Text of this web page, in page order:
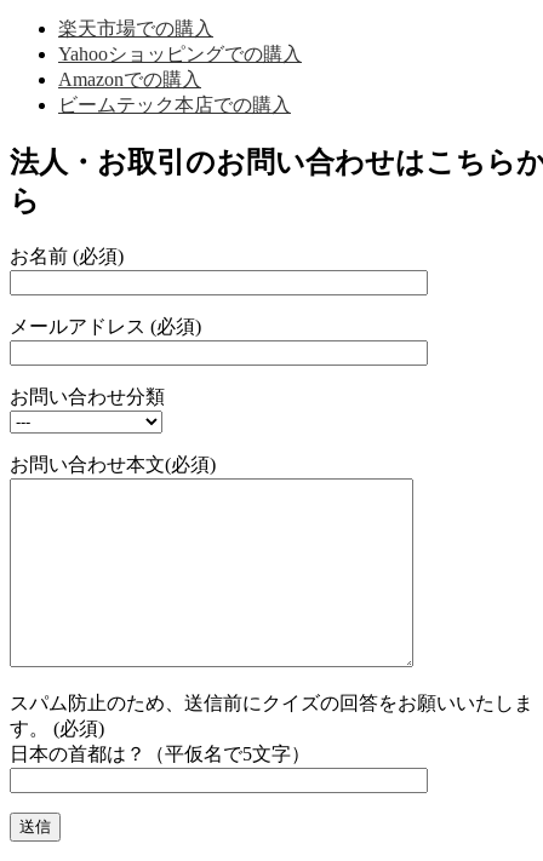
楽天市場での購入
Yahooショッピングでの購入
Amazonでの購入
ビームテック本店での購入
法人・お取引のお問い合わせはこちら
ら
お名前 (必須)
メールアドレス (必須)
お問い合わせ分類
お問い合わせ本文(必須)
スパム防止のため、送信前にクイズの回答をお願いいたしま
す。 (必須)
日本の首都は？（平仮名で5文字）